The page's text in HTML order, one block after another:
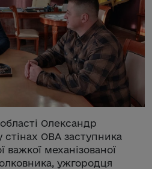
Олександр
стінах ОВА заступника
важкої механізованої
ужгородця